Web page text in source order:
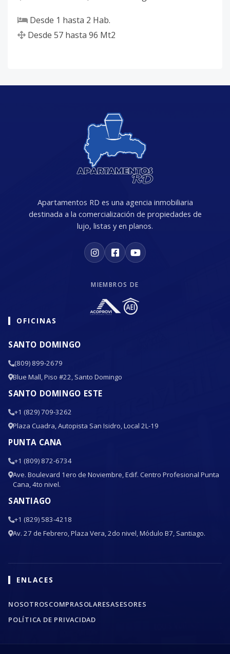
Desde 1 hasta 2 Hab.
Desde 57 hasta 96 Mt2
Apartamentos RD es una agencia inmobiliaria
destinada a la comercialización de propiedades de
lujo, listas y en planos.
MIEMBROS DE
OFICINAS
SANTO DOMINGO
(809) 899-2679
Blue Mall, Piso #22, Santo Domingo
SANTO DOMINGO ESTE
+1 (829) 709-3262
Plaza Cuadra, Autopista San Isidro, Local 2L-19
PUNTA CANA
+1 (809) 872-6734
Ave. Boulevard 1ero de Noviembre, Edif. Centro Profesional Punta
Cana, 4to nivel.
SANTIAGO
+1 (829) 583-4218
Av. 27 de Febrero, Plaza Vera, 2do nivel, Módulo B7, Santiago.
ENLACES
NOSOTROSCOMPRASOLARESASESORES
POLÍTICA DE PRIVACIDAD